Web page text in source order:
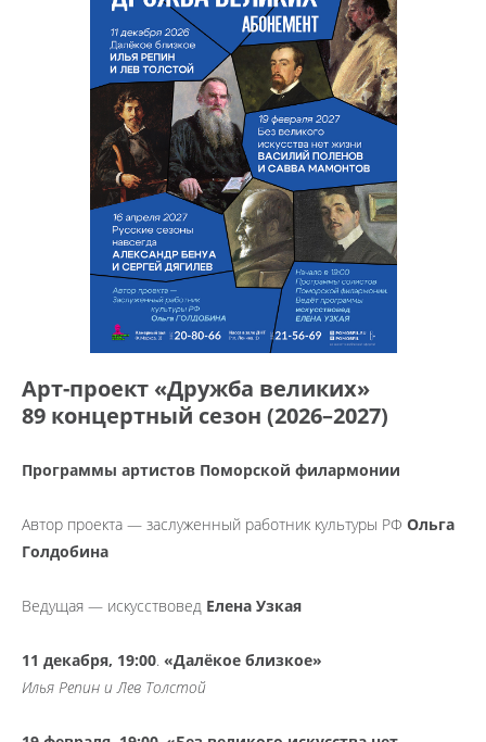
Арт-проект «Дружба великих»
89 концертный сезон (2026–2027)
Программы артистов Поморской филармонии
Автор проекта — заслуженный работник культуры РФ Ольга
Голдобина
Ведущая — искусствовед Елена Узкая
11 декабря, 19:00. «Далёкое близкое»
Илья Репин и Лев Толстой